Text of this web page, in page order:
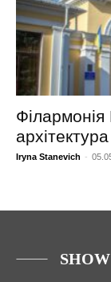
Філармонія
Iryna Stanevich -